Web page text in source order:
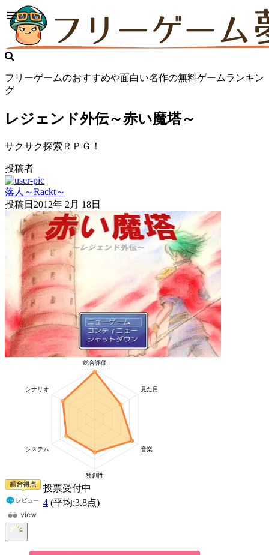
フリーゲームのおすすめや面白い名作の無料ゲームランキン
グ
レジェンド外伝～赤い魔塔～
サクサク探索ＲＰＧ！
投稿者
落人～Rackt～
投稿日 2012年 2月 18日
投票受付中
4 (平均:3.8点)